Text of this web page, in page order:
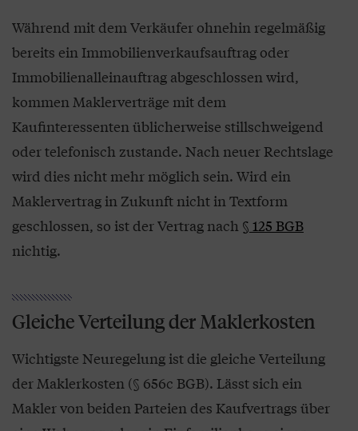
Während mit dem Verkäufer ohnehin regelmäßig
bereits ein Immobilienverkaufsauftrag oder
Immobilienalleinauftrag abgeschlossen wird,
kommen Maklerverträge mit dem
Kaufinteressenten üblicherweise stillschweigend
oder telefonisch zustande. Nach neuer Rechtslage
wird dies nicht mehr möglich sein. Wird ein
Maklervertrag in Zukunft nicht in Textform
geschlossen, so ist der Vertrag nach § 125 BGB
nichtig.
Gleiche Verteilung der Maklerkosten
Wichtigste Neuregelung ist die gleiche Verteilung
der Maklerkosten (§ 656c BGB). Lässt sich ein
Makler von beiden Parteien des Kaufvertrags über